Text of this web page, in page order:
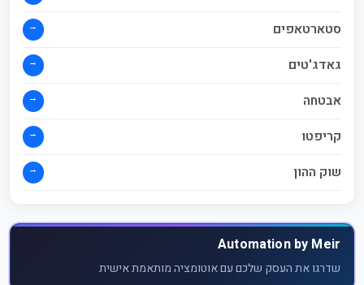
סטארטאפים →
גאדג'טים →
אבטחה →
קריפטו →
שוק ההון →
Automation by Meir
שדרגו את העסק שלכם עם אוטומציה מותאמת אישית